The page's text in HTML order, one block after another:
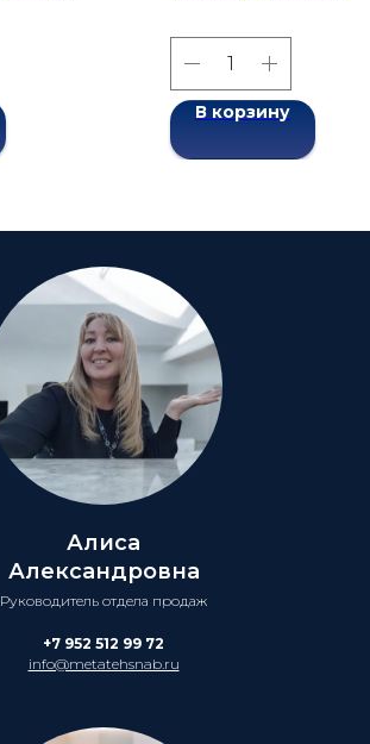
ГОСТ 17376-2001
В корзину
Алиса
Александровна
Руководитель отдела продаж
+7 952 512 99 72
info@metatehsnab.ru